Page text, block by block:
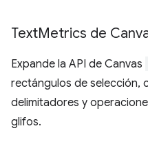
TextMetrics de
Expande la API de Canvas
rectángulos de selección,
delimitadores y
glifos.